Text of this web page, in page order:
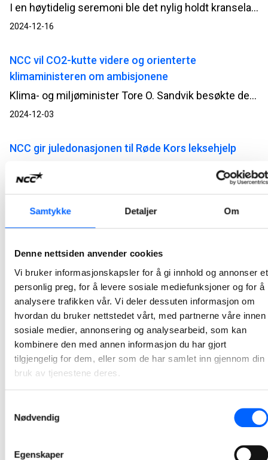
Samtykke Detaljer Om
Denne nettsiden anvender cookies
Vi bruker informasjonskapsler for å gi innhold og annonser et
personlig preg, for å levere sosiale mediefunksjoner og for å
analysere trafikken vår. Vi deler dessuten informasjon om
hvordan du bruker nettstedet vårt, med partnerne våre innen
sosiale medier, annonsering og analysearbeid, som kan
kombinere den med annen informasjon du har gjort
tilgjengelig for dem, eller som de har samlet inn gjennom din
bruk av tjenestene deres.
Nødvendig
Egenskaper
I en høytidelig seremoni ble det nylig holdt kranselag på Ila sikkerhetspsykiatri, hvor Bjørn Hauge fra Helse Sør-Øst RHF sin prosjektorganisasjon HSØ PO, fremhevet den gode kulturen som har preget prosjektet. Fagarbeiderne ble rost for sin kompetanse, og det gode samarbeidet på prosjektet og den sterke HMS-kulturen ble trukket frem som nøkkelfaktorer for prosjektets suksess.
2024-12-16
NCC vil CO2-kutte videre og orienterte
klimaministeren om ambisjonene
Klima- og miljøminister Tore O. Sandvik besøkte denne uken NCCs asfaltfabrikk i Trondheim. På agendaen sto NCCs arbeid med CO2-reduserende tiltak i asfaltproduksjonen og erfaringene med Vegvesenets modell for CO2-vekting av asfaltkontrakter.
2024-12-03
NCC gir juledonasjonen til Røde Kors leksehjelp
NCC har valgt å gi årets juledonasjon til organisasjoner som tilbyr leksehjelp. I Norge går donasjonen til Røde Kors.
2023-12-20
Omvisning på Båstadlund arbeids- og
2023-12-08
NCC Industry blir medlem i
Trafikksikkerhetsforeningen
2023-12-07
NCC er operative og klare for å smelte og rense snø fra Oslo-gatene. Anlegget er flyttet fra Akershuskaia til Grønlia og inn kommer også Oslo havn som kunde.